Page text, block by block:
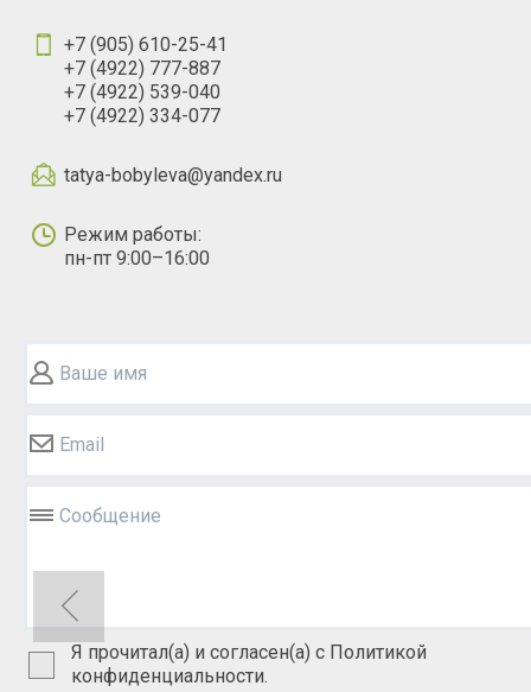
+7 (905) 610-25-41
+7 (4922) 777-887
+7 (4922) 539-040
+7 (4922) 334-077
tatya-bobyleva@yandex.ru
Режим работы:
пн-пт 9:00–16:00
Ваше имя
Email
Сообщение
Я прочитал(а) и согласен(а) с Политикой
конфиденциальности.